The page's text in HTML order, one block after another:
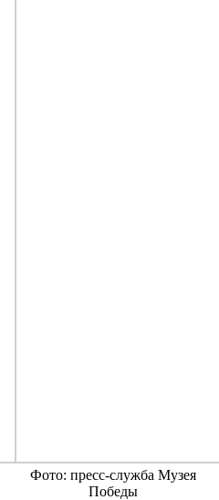
Фото: пресс-служба Музея
Победы